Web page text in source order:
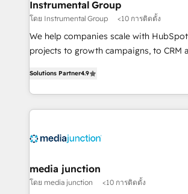
Premier Partner 2023 🌟5 HubSpot
Won HubSpot Theme Challenge 2021
HubSpot Rising Star Why us? Harnessing the full
potential of the powerful HubSpot CRM. ✔️A team of
HubSpot experience ✔️Flexible pricing
Hourly-fee (assigned one Dedicated
requirement). ✔️Helped over 25,000+
Instrumental Group
โดย Instrumental Group <10 การติดตั้ง
We help companies scale with
projects to growth campaigns, to CRM
HubSpot and willing to work hand-in-
team to simplify the complex and
experience for your team and
Solutions Partner4.9
media junction
โดย media junction <10 การติดตั้ง